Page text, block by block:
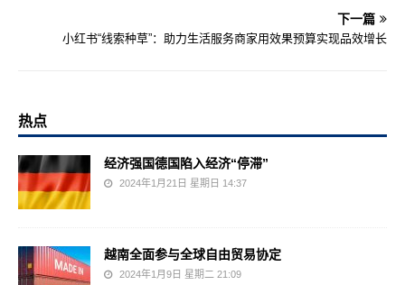
下一篇
小红书“线索种草”：助力生活服务商家用效果预算实现品效增长
热点
经济强国德国陷入经济“停滞”
2024年1月21日 星期日 14:37
越南全面参与全球自由贸易协定
2024年1月9日 星期二 21:09